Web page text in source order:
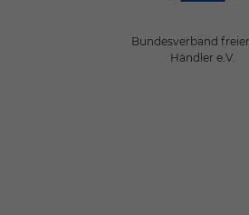
Bundesverband
Händler e.V.